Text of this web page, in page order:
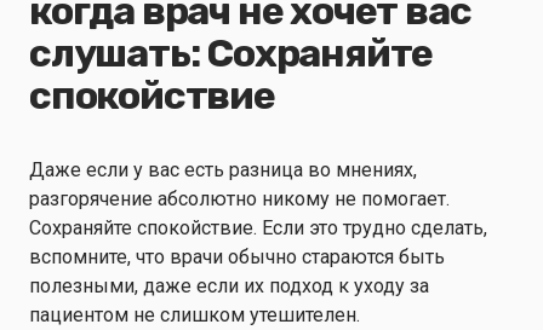
когда врач не хочет вас
слушать: Сохраняйте
спокойствие
Даже если у вас есть разница во мнениях,
разгорячение абсолютно никому не помогает.
Сохраняйте спокойствие. Если это трудно сделать,
вспомните, что врачи обычно стараются быть
полезными, даже если их подход к уходу за
пациентом не слишком утешителен.